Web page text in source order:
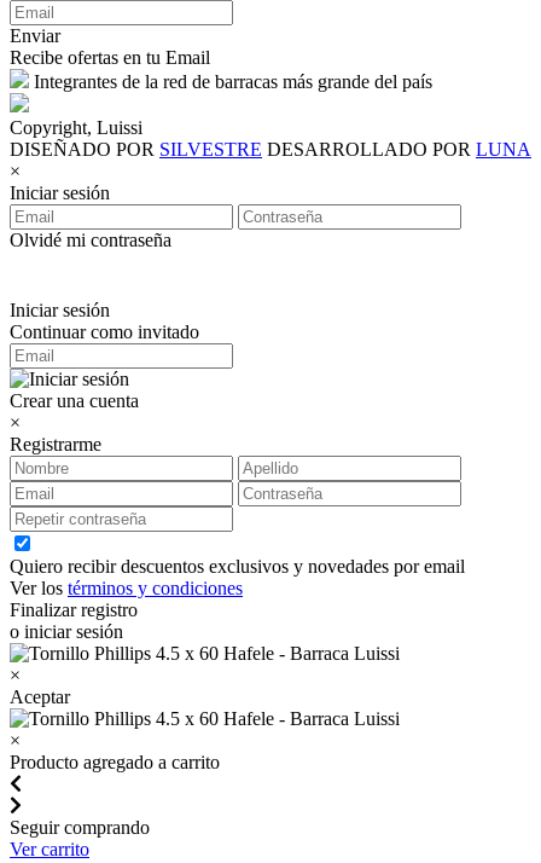
Enviar
Recibe ofertas en tu Email
Integrantes de la red de barracas más grande del país
Copyright, Luissi
DISEÑADO POR SILVESTRE DESARROLLADO POR LUNA
×
Iniciar sesión
Olvidé mi contraseña
Iniciar sesión
Continuar como invitado
Crear una cuenta
×
Registrarme
Quiero recibir descuentos exclusivos y novedades por email
Ver los términos y condiciones
Finalizar registro
o iniciar sesión
×
Aceptar
×
Producto agregado a carrito
Seguir comprando
Ver carrito